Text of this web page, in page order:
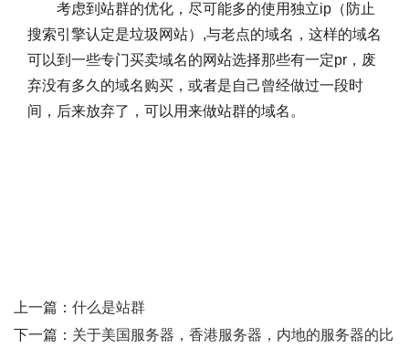
考虑到站群的优化，尽可能多的使用独立ip（防止
搜索引擎认定是垃圾网站）,与老点的域名，这样的域名
可以到一些专门买卖域名的网站选择那些有一定pr，废
弃没有多久的域名购买，或者是自己曾经做过一段时
间，后来放弃了，可以用来做站群的域名。
上一篇： 什么是站群
下一篇： 关于美国服务器，香港服务器，内地的服务器的比